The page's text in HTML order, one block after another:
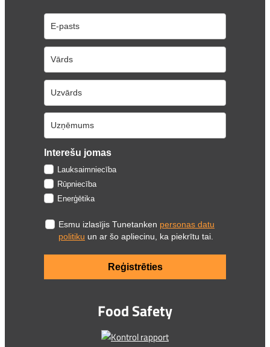
Interešu jomas
Lauksaimniecība
Rūpniecība
Enerģētika
Esmu izlasījis Tunetanken personas datu
politiku un ar šo apliecinu, ka piekrītu tai.
Reģistrēties
Food Safety